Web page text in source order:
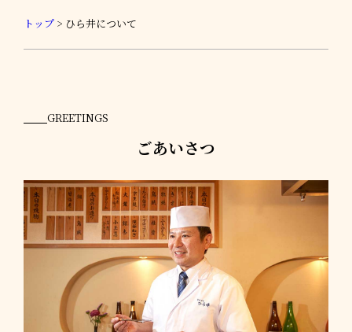
トップ > ひら井について
GREETINGS
ごあいさつ